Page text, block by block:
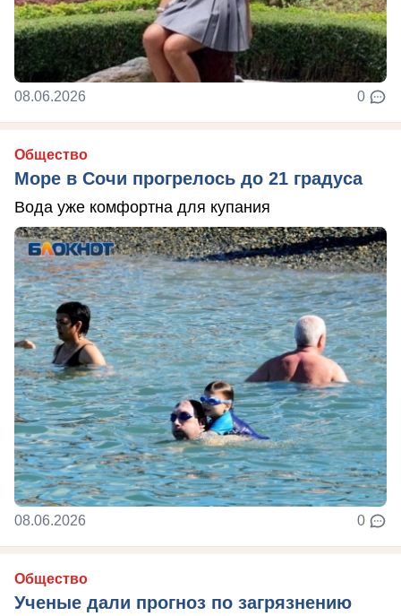
08.06.2026 0
Общество
Море в Сочи прогрелось до 21 градуса
Вода уже комфортна для купания
08.06.2026 0
Общество
Ученые дали прогноз по загрязнению